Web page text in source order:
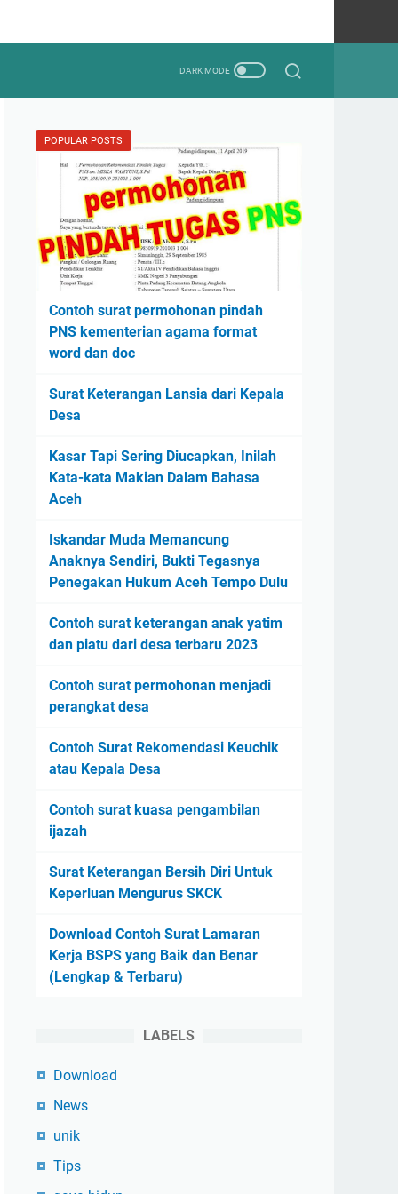
POPULAR POSTS
Contoh surat permohonan pindah
PNS kementerian agama format
word dan doc
Surat Keterangan Lansia dari Kepala
Desa
Kasar Tapi Sering Diucapkan, Inilah
Kata-kata Makian Dalam Bahasa
Aceh
Iskandar Muda Memancung
Anaknya Sendiri, Bukti Tegasnya
Penegakan Hukum Aceh Tempo Dulu
Contoh surat keterangan anak yatim
dan piatu dari desa terbaru 2023
Contoh surat permohonan menjadi
perangkat desa
Contoh Surat Rekomendasi Keuchik
atau Kepala Desa
Contoh surat kuasa pengambilan
ijazah
Surat Keterangan Bersih Diri Untuk
Keperluan Mengurus SKCK
Download Contoh Surat Lamaran
Kerja BSPS yang Baik dan Benar
(Lengkap & Terbaru)
LABELS
Download
News
unik
Tips